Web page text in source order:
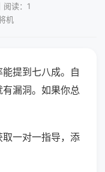
读：1
机
提到七八成。自
漏洞。如果你总
一对一指导，添